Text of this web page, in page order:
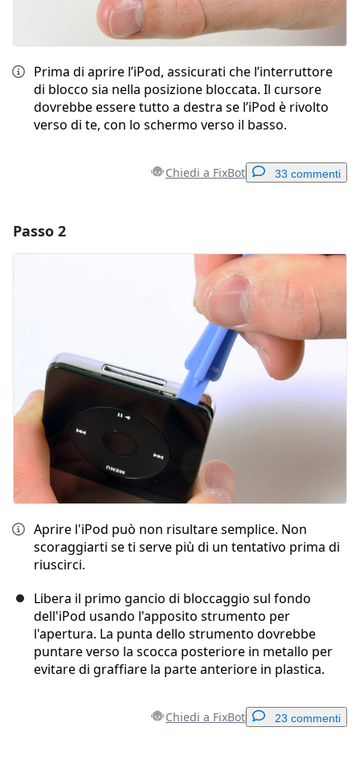
Prima di aprire l’iPod, assicurati che l’interruttore
di blocco sia nella posizione bloccata. Il cursore
dovrebbe essere tutto a destra se l’iPod è rivolto
verso di te, con lo schermo verso il basso.
Chiedi a FixBot 33 commenti
Annulla Pubblica commento
Passo 2
Aprire l'iPod può non risultare semplice. Non
scoraggiarti se ti serve più di un tentativo prima di
riuscirci.
Libera il primo gancio di bloccaggio sul fondo
dell'iPod usando l'apposito strumento per
l'apertura. La punta dello strumento dovrebbe
puntare verso la scocca posteriore in metallo per
evitare di graffiare la parte anteriore in plastica.
Chiedi a FixBot 23 commenti